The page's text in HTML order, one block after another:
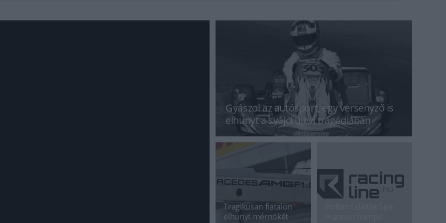
Gyászol az autósport, egy versenyző is
elhunyt a svájci újévi tragédiában
Tragikusan fiatalon
elhunyt mérnökét